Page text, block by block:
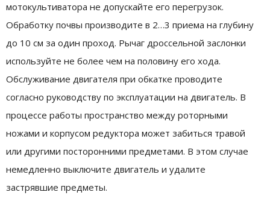
мотокультиватора не допускайте его перегрузок.
Обработку почвы производите в 2…3 приема на глубину
до 10 см за один проход. Рычаг дроссельной заслонки
используйте не более чем на половину его хода.
Обслуживание двигателя при обкатке проводите
согласно руководству по эксплуатации на двигатель. В
процессе работы пространство между роторными
ножами и корпусом редуктора может забиться травой
или другими посторонними предметами. В этом случае
немедленно выключите двигатель и удалите
застрявшие предметы.